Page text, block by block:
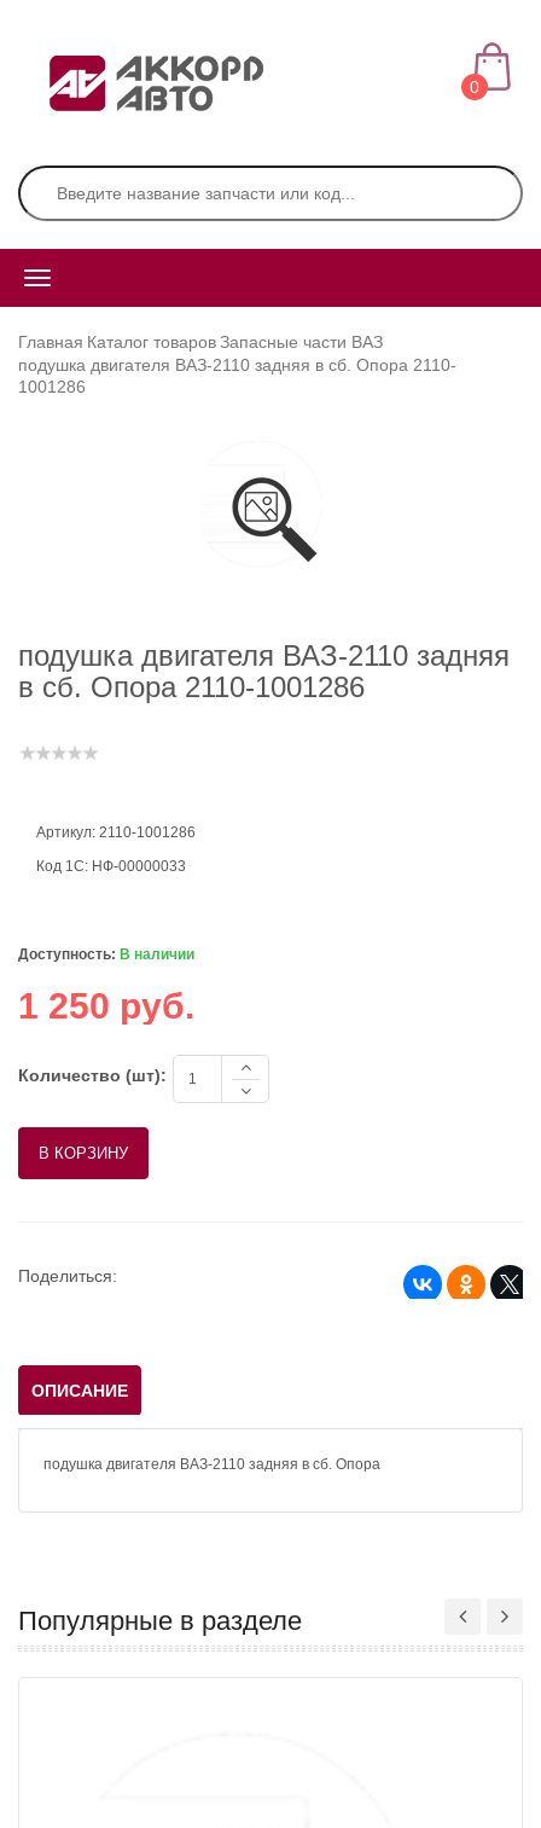
0
Главная Каталог товаровЗапасные части ВАЗ
подушка двигателя ВАЗ-2110 задняя в сб. Опора 2110-
1001286
подушка двигателя ВАЗ-2110 задняя
в сб. Опора 2110-1001286
Артикул: 2110-1001286
Код 1С: НФ-00000033
Доступность: В наличии
1 250 руб.
Количество (шт):
Поделиться:
ОПИСАНИЕ
подушка двигателя ВАЗ-2110 задняя в сб. Опора
Популярные в разделе